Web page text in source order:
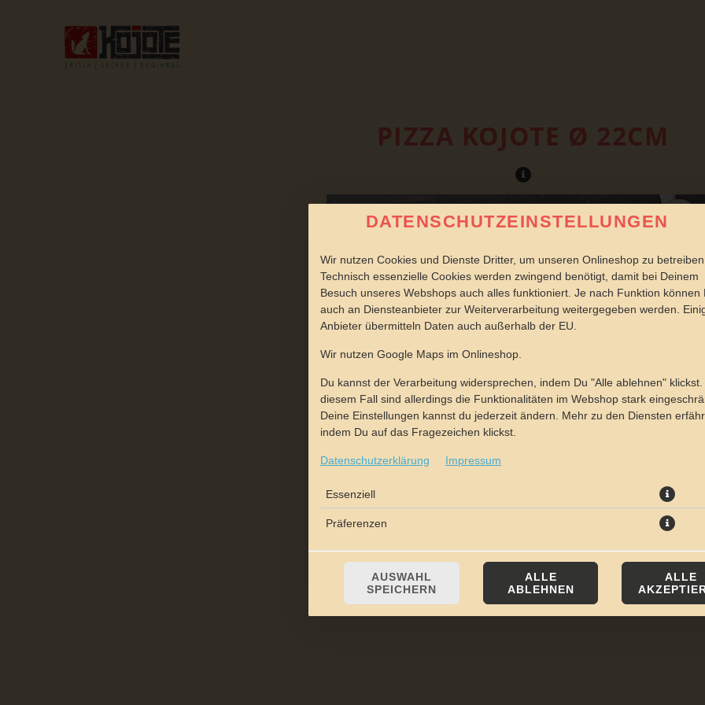
PIZZA KOJOTE Ø 22CM
mit Salami, Kochschinken, Champignons und frischen Tomaten
DATENSCHUTZEINSTELLUNGEN
Wir nutzen Cookies und Dienste Dritter, um unseren Onlineshop zu betreiben.
Technisch essenzielle Cookies werden zwingend benötigt, damit bei Deinem
Besuch unseres Webshops auch alles funktioniert. Je nach Funktion können
auch an Diensteanbieter zur Weiterverarbeitung weitergegeben werden.
Anbieter übermitteln Daten auch außerhalb der EU.
Wir nutzen Google Maps im Onlineshop.
Du kannst der Verarbeitung widersprechen, indem Du "Alle ablehnen" klickst.
diesem Fall sind allerdings die Funktionalitäten im Webshop stark
Deine Einstellungen kannst du jederzeit ändern. Mehr zu den Diensten
indem Du auf das Fragezeichen klickst.
Datenschutzerklärung Impressum
Essenziell
Präferenzen
AUSWAHL
SPEICHERN
ALLE
ABLEHNEN
ALLE